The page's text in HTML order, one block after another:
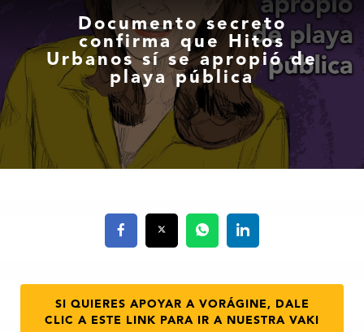
Documento secreto
confirma que Hitos
Urbanos sí se apropió de
playa pública
SI QUIERES APOYAR A VORÁGINE, DALE
CLIC A ESTE LINK PARA IR A NUESTRA VAKI